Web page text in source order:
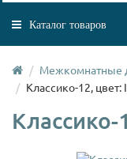
Каталог товаров
Межкомнатные
Классико-12, цвет: